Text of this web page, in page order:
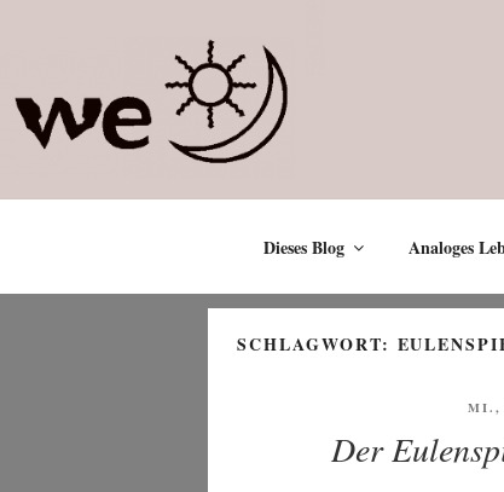
Dieses Blog Analoges
SCHLAGWORT:
MI.,
Der